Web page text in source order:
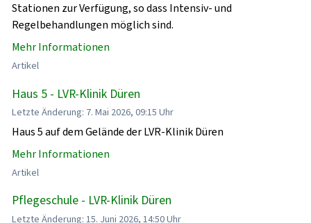
Stationen zur Verfügung, so dass Intensiv- und
Regelbehandlungen möglich sind.
Mehr Informationen
Artikel
Haus 5 - LVR-Klinik Düren
Letzte Änderung: 7. Mai 2026, 09:15 Uhr
Haus 5 auf dem Gelände der LVR-Klinik Düren
Mehr Informationen
Artikel
Pflegeschule - LVR-Klinik Düren
Letzte Änderung: 15. Juni 2026, 14:50 Uhr